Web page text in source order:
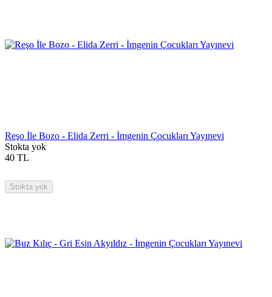
Reşo İle Bozo - Elida Zerri - İmgenin Çocukları Yayınevi
Stokta yok
40 TL
Stokta yok